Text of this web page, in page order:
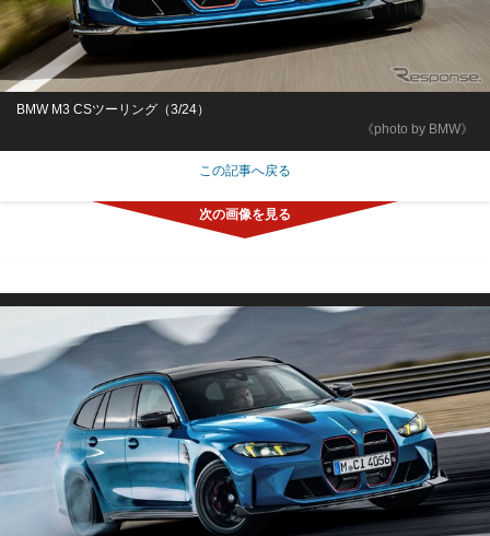
《photo by BMW》
BMW M3 CSツーリング（3/24）
この記事へ戻る